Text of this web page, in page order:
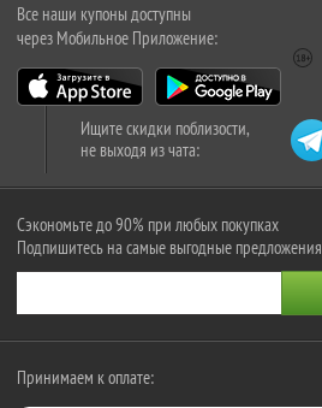
Все наши купоны доступны
через Мобильное Приложение:
Ищите скидки поблизости,
не выходя из чата:
Сэкономьте до 90% при любых покупках
Подпишитесь на самые выгодные предложения
Принимаем к оплате: